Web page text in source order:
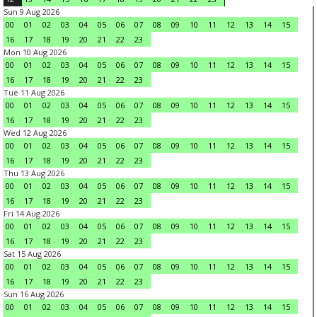
Sun 9 Aug 2026
00
01 02 03 04 05 06 07 08 09 10 11 12 13 14
15
16
17 18 19 20 21 22
23
Mon 10 Aug 2026
00
01 02 03 04 05 06 07 08 09 10 11 12 13 14
15
16
17 18 19 20 21 22
23
Tue 11 Aug 2026
00
01 02 03 04 05 06 07 08 09 10 11 12 13 14
15
16
17 18 19 20 21 22
23
Wed 12 Aug 2026
00
01 02 03 04 05 06 07 08 09 10 11 12 13 14
15
16
17 18 19 20 21 22
23
Thu 13 Aug 2026
00
01 02 03 04 05 06 07 08 09 10 11 12 13 14
15
16
17 18 19 20 21 22
23
Fri 14 Aug 2026
00
01 02 03 04 05 06 07 08 09 10 11 12 13 14
15
16
17 18 19 20 21 22
23
Sat 15 Aug 2026
00
01 02 03 04 05 06 07 08 09 10 11 12 13 14
15
16
17 18 19 20 21 22
23
Sun 16 Aug 2026
00
01 02 03 04 05 06 07 08 09 10 11 12 13 14
15